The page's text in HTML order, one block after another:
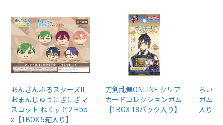
あんさんぶるスターズ!!
おまんじゅうにぎにぎマ
スコット ねくすと2 Hbo
x【1BOX 5箱入り】
刀剣乱舞ONLINE クリア
カードコレクションガム
【1BOX 18パック入り】
ちいか
ガム4
入り】